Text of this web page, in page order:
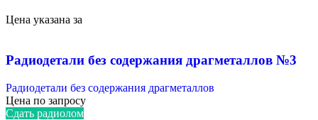
Цена указана за
Радиодетали без содержания драгметаллов №3
Радиодетали без содержания драгметаллов
Цена по запросу
Сдать радиолом